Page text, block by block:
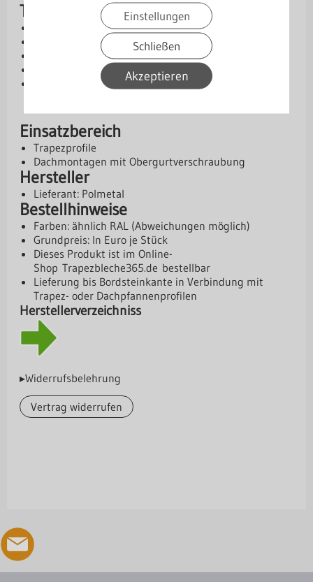
Einstellungen
Schließen
Akzeptieren
Technische Daten
Mit EPDM-Dichtung
Lackierte Kalotten
VPE: 100 Stück
Verwendung: Verschraubung im Obergurt
Bedarf: ca. 4–6 Stück pro m²
Einsatzbereich
Trapezprofile
Dachmontagen mit Obergurtverschraubung
Hersteller
Lieferant: Polmetal
Bestellhinweise
Farben: ähnlich RAL (Abweichungen möglich)
Grundpreis: In Euro je Stück
Dieses Produkt ist im Online-
Shop Trapezbleche365.de bestellbar
Lieferung bis Bordsteinkante in Verbindung mit
Trapez- oder Dachpfannenprofilen
Herstellerverzeichniss
▸Widerrufsbelehrung
Vertrag widerrufen